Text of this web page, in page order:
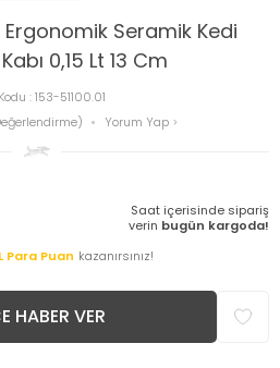
Seramik Kedi
0,15 Lt 13 Cm
:153-51100.01
Yorum Yap
Saat içerisinde sipariş
verin bugün kargoda!
Para Puan kazanırsınız!
HABER VER